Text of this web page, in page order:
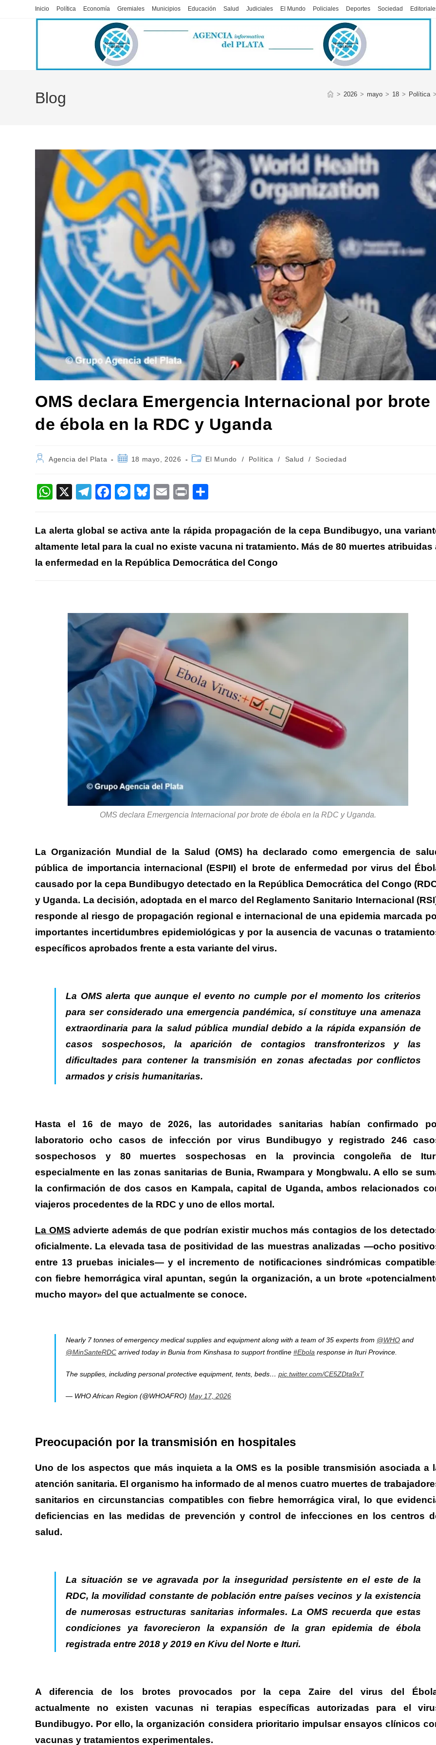
Inicio Política Economía Gremiales Municipios Educación Salud Judiciales El Mundo Policiales Deportes Sociedad
Blog > 2026 > mayo > 18 > Política
OMS declara Emergencia Internacional por brote
de ébola en la RDC y Uganda
Autor
entrada:
Agencia del Plata
Publicación
entrada:
18 mayo, 2026
Categoría
entrada:
El Mundo / Política / Salud / Sociedad
W
at
s
A
p
X
T
e
gr
a
m
F
e
b
o
M
ss
e
n
g
Bl
sk
y
E
ail
Pr
t
p
ar
tir
La alerta global se activa ante la rápida propagación de la cepa Bundibugyo, una
altamente letal para la cual no existe vacuna ni tratamiento. Más de 80 muertes atribuidas
la enfermedad en la República Democrática del Congo
OMS declara Emergencia Internacional por brote de ébola en la RDC y Uganda.
La Organización Mundial de la Salud (OMS) ha declarado como emergencia de
pública de importancia internacional (ESPII) el brote de enfermedad por virus del
causado por la cepa Bundibugyo detectado en la República Democrática del Congo
y Uganda. La decisión, adoptada en el marco del Reglamento Sanitario Internacional
responde al riesgo de propagación regional e internacional de una epidemia marcada
importantes incertidumbres epidemiológicas y por la ausencia de vacunas o
específicos aprobados frente a esta variante del virus.
La OMS alerta que aunque el evento no cumple por el momento los criterios
para ser considerado una emergencia pandémica, sí constituye una amenaza
extraordinaria para la salud pública mundialdebido a la rápida expansión de
casos sospechosos, la aparición de contagios transfronterizos y las
dificultades para contener la transmisión en zonas afectadas por conflictos
armados y crisis humanitarias.
Hasta el 16 de mayo de 2026, las autoridades sanitarias habían confirmado
laboratorio ocho casos de infección por virus Bundibugyo y registrado 246
sospechosos y 80 muertes sospechosas en la provincia congoleña de
especialmente en las zonas sanitarias de Bunia, Rwampara y Mongbwalu. A ello se
la confirmación de dos casos en Kampala, capital de Uganda, ambos relacionados
viajeros procedentes de la RDC y uno de ellos mortal.
La OMS advierte además de que podrían existir muchos más contagios de los
oficialmente. La elevada tasa de positividad de las muestras analizadas —ocho
entre 13 pruebas iniciales— y el incremento de notificaciones sindrómicas
con fiebre hemorrágica viral apuntan, según la organización, a un brote
mucho mayor» del que actualmente se conoce.
Nearly 7 tonnes of emergency medical supplies and equipment along with a team of 35 experts from @WHO and
@MinSanteRDC arrived today in Bunia from Kinshasa to support frontline #Ebola response in Ituri Province.
The supplies, including personal protective equipment, tents, beds… pic.twitter.com/CE5ZDta9xT
— WHO African Region (@WHOAFRO) May 17, 2026
Preocupación por la transmisión en hospitales
Uno de los aspectos que más inquieta a la OMS es la posible transmisión asociada a
atención sanitaria. El organismo ha informado de al menos cuatro muertes de
sanitarios en circunstancias compatibles con fiebre hemorrágica viral, lo que
deficiencias en las medidas de prevención y control de infecciones en los centros
salud.
La situación se ve agravada por la inseguridad persistente en el este de la
RDC, la movilidad constante de población entre países vecinos y la existencia
de numerosas estructuras sanitarias informales. La OMS recuerda que estas
condiciones ya favorecieron la expansión de la gran epidemia de ébola
registrada entre 2018 y 2019 en Kivu del Norte e Ituri.
A diferencia de los brotes provocados por la cepa Zaire del virus del
actualmente no existen vacunas ni terapias específicas autorizadas para el
Bundibugyo. Por ello, la organización considera prioritario impulsar ensayos clínicos
vacunas y tratamientos experimentales.